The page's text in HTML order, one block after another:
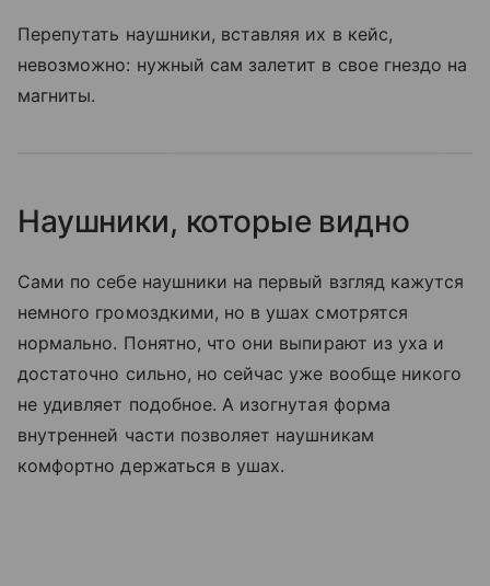
Перепутать наушники, вставляя их в кейс,
невозможно: нужный сам залетит в свое гнездо на
магниты.
Наушники, которые видно
Сами по себе наушники на первый взгляд кажутся
немного громоздкими, но в ушах смотрятся
нормально. Понятно, что они выпирают из уха и
достаточно сильно, но сейчас уже вообще никого
не удивляет подобное. А изогнутая форма
внутренней части позволяет наушникам
комфортно держаться в ушах.